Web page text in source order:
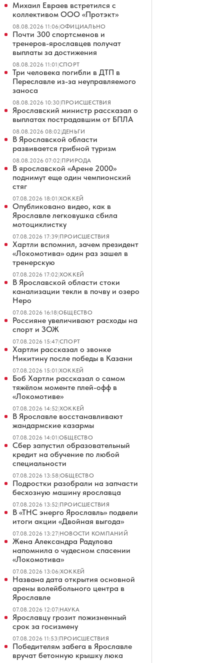
Михаил Евраев встретился с
коллективом ООО «Протэкт»
08.08.2026 11:06|ОФИЦИАЛЬНО
Почти 300 спортсменов и
тренеров-ярославцев получат
выплаты за достижения
08.08.2026 11:01|СПОРТ
Три человека погибли в ДТП в
Переславле из-за неуправляемого
заноса
08.08.2026 10:30|ПРОИСШЕСТВИЯ
Ярославский министр рассказал о
выплатах пострадавшим от БПЛА
08.08.2026 08:02|ДЕНЬГИ
В Ярославской области
развивается грибной туризм
08.08.2026 07:02|ПРИРОДА
В ярославской «Арене 2000»
поднимут еще один чемпионский
стяг
07.08.2026 18:01|ХОККЕЙ
Опубликовано видео, как в
Ярославле легковушка сбила
мотоциклистку
07.08.2026 17:39|ПРОИСШЕСТВИЯ
Хартли вспомнил, зачем президент
«Локомотива» один раз зашел в
тренерскую
07.08.2026 17:02|ХОККЕЙ
В Ярославской области стоки
канализации текли в почву и озеро
Неро
07.08.2026 16:18|ОБЩЕСТВО
Россияне увеличивают расходы на
спорт и ЗОЖ
07.08.2026 15:47|СПОРТ
Хартли рассказал о звонке
Никитину после победы в Казани
07.08.2026 15:01|ХОККЕЙ
Боб Хартли рассказал о самом
тяжёлом моменте плей-офф в
«Локомотиве»
07.08.2026 14:52|ХОККЕЙ
В Ярославле восстанавливают
жандармские казармы
07.08.2026 14:01|ОБЩЕСТВО
Сбер запустил образовательный
кредит на обучение по любой
специальности
07.08.2026 13:58|ОБЩЕСТВО
Подростки разобрали на запчасти
бесхозную машину ярославца
07.08.2026 13:52|ПРОИСШЕСТВИЯ
В «ТНС энерго Ярославль» подвели
итоги акции «Двойная выгода»
07.08.2026 13:27|НОВОСТИ КОМПАНИЙ
Жена Александра Радулова
напомнила о чудесном спасении
«Локомотива»
07.08.2026 13:06|ХОККЕЙ
Названа дата открытия основной
арены волейбольного центра в
Ярославле
07.08.2026 12:07|НАУКА
Ярославцу грозит пожизненный
срок за госизмену
07.08.2026 11:53|ПРОИСШЕСТВИЯ
Победителям забега в Ярославле
вручат бетонную крышку люка